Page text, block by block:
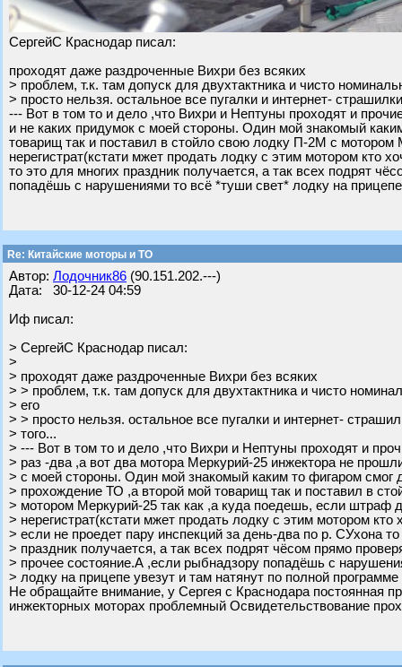
СергейС Краснодар писал:
проходят даже раздроченные Вихри без всяких
> проблем, т.к. там допуск для двухтактника и чисто
> просто нельзя. остальное все пугалки и интернет-
--- Вот в том то и дело ,что Вихри и Нептуны проходят и
и не каких придумок с моей стороны. Один мой знакомый
товарищ так и поставил в стойло свою лодку П-2М с
нерегистрат(кстати мжет продать лодку с этим мотором кто
то это для многих праздник получается, а так всех подрят
попадёшь с нарушениями то всё *туши свет* лодку на
Re: Китайские моторы и ТО
Автор: Лодочник86 (90.151.202.---)
Дата: 30-12-24 04:59
Иф писал:
> СергейС Краснодар писал:
>
> проходят даже раздроченные Вихри без всяких
> > проблем, т.к. там допуск для двухтактника и чисто
> его
> > просто нельзя. остальное все пугалки и интернет-
> того...
> --- Вот в том то и дело ,что Вихри и Нептуны проходят и
> раз -два ,а вот два мотора Меркурий-25 инжектора не
> с моей стороны. Один мой знакомый каким то фигаром смог
> прохождение ТО ,а второй мой товарищ так и поставил в
> мотором Меркурий-25 так как ,а куда поедешь, если штраф
> нерегистрат(кстати мжет продать лодку с этим мотором кто
> если не проедет пару инспекций за день-два по р. СУхона
> праздник получается, а так всех подрят чёсом прямо
> прочее состояние.А ,если рыбнадзору попадёшь с
> лодку на прицепе увезут и там натянут по полной программе
Не обращайте внимание, у Сергея с Краснодара постоянная
инжекторных моторах проблемный Освидетельствование